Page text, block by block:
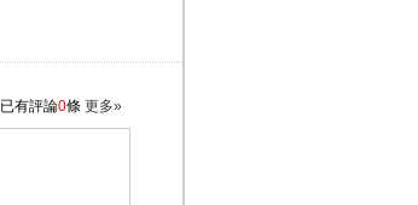
已有評論0條 更多»